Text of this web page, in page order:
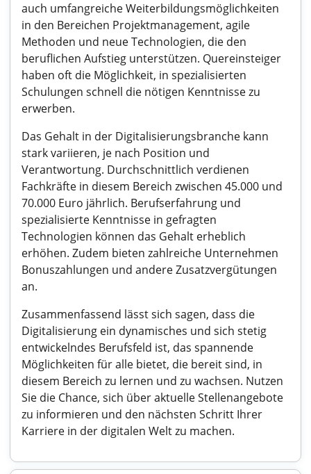
auch umfangreiche Weiterbildungsmöglichkeiten
in den Bereichen Projektmanagement, agile
Methoden und neue Technologien, die den
beruflichen Aufstieg unterstützen. Quereinsteiger
haben oft die Möglichkeit, in spezialisierten
Schulungen schnell die nötigen Kenntnisse zu
erwerben.
Das Gehalt in der Digitalisierungsbranche kann
stark variieren, je nach Position und
Verantwortung. Durchschnittlich verdienen
Fachkräfte in diesem Bereich zwischen 45.000 und
70.000 Euro jährlich. Berufserfahrung und
spezialisierte Kenntnisse in gefragten
Technologien können das Gehalt erheblich
erhöhen. Zudem bieten zahlreiche Unternehmen
Bonuszahlungen und andere Zusatzvergütungen
an.
Zusammenfassend lässt sich sagen, dass die
Digitalisierung ein dynamisches und sich stetig
entwickelndes Berufsfeld ist, das spannende
Möglichkeiten für alle bietet, die bereit sind, in
diesem Bereich zu lernen und zu wachsen. Nutzen
Sie die Chance, sich über aktuelle Stellenangebote
zu informieren und den nächsten Schritt Ihrer
Karriere in der digitalen Welt zu machen.